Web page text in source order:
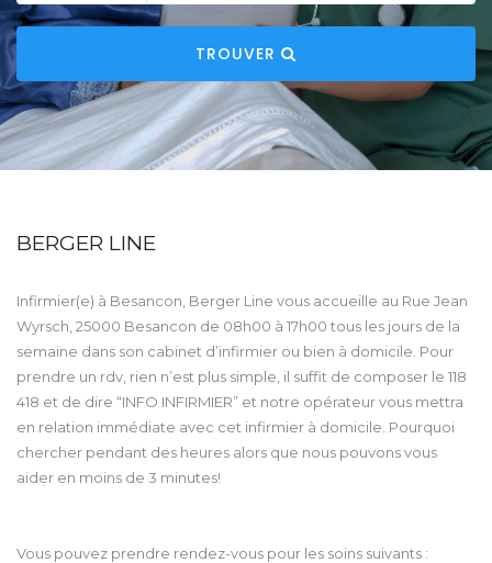
TROUVER
BERGER LINE
Infirmier(e) à Besancon, Berger Line vous accueille au Rue Jean
Wyrsch, 25000 Besancon de 08h00 à 17h00 tous les jours de la
semaine dans son cabinet d’infirmier ou bien à domicile. Pour
prendre un rdv, rien n’est plus simple, il suffit de composer le 118
418 et de dire “INFO INFIRMIER” et notre opérateur vous mettra
en relation immédiate avec cet infirmier à domicile. Pourquoi
chercher pendant des heures alors que nous pouvons vous
aider en moins de 3 minutes!
Vous pouvez prendre rendez-vous pour les soins suivants :